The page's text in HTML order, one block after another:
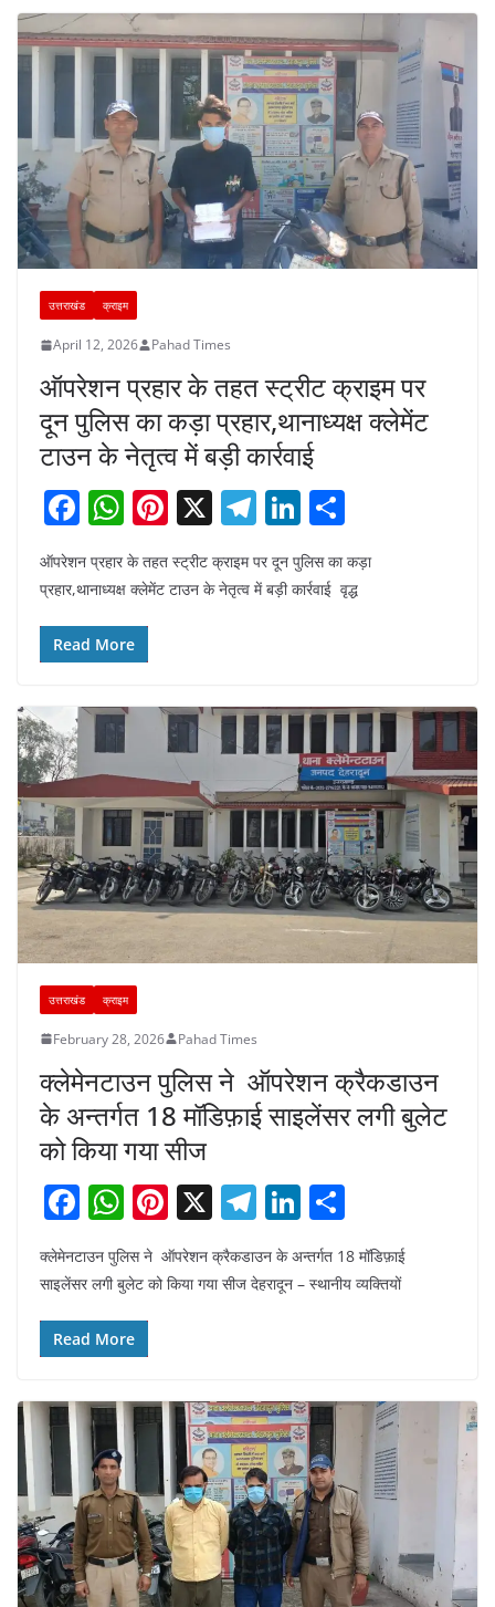
o
k
p
उत्तराखंड क्राइम
April 12, 2026 Pahad Times
ऑपरेशन प्रहार के तहत स्ट्रीट क्राइम पर
दून पुलिस का कड़ा प्रहार,थानाध्यक्ष क्लेमेंट
टाउन के नेतृत्व में बड़ी कार्रवाई
F
c
e
b
o
k
W
h
at
s
A
p
Pi
nt
er
X T
e
gr
Li
n
k ar
e
ऑपरेशन प्रहार के तहत स्ट्रीट क्राइम पर दून पुलिस का कड़ा
प्रहार,थानाध्यक्ष क्लेमेंट टाउन के नेतृत्व में बड़ी कार्रवाई वृद्ध
Read More
उत्तराखंड क्राइम
February 28, 2026 Pahad Times
क्लेमेनटाउन पुलिस ने ऑपरेशन क्रैकडाउन
के अन्तर्गत 18 मॉडिफ़ाई साइलेंसर लगी बुलेट
को किया गया सीज
F
c
b
o
k
W
at
s
A
p
Pi
nt
er
X T
el
e
gr
Li
n
k
h
ar
क्लेमेनटाउन पुलिस ने ऑपरेशन क्रैकडाउन के अन्तर्गत 18 मॉडिफ़ाई
साइलेंसर लगी बुलेट को किया गया सीज देहरादून – स्थानीय व्यक्तियों
Read More